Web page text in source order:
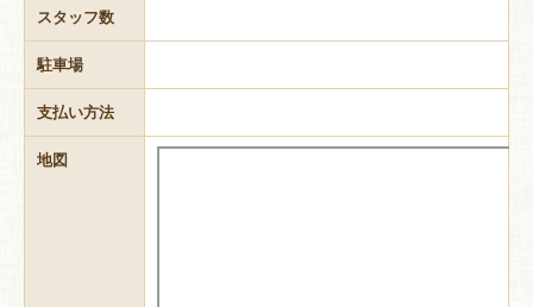
スタッフ数
駐車場
支払い方法
地図